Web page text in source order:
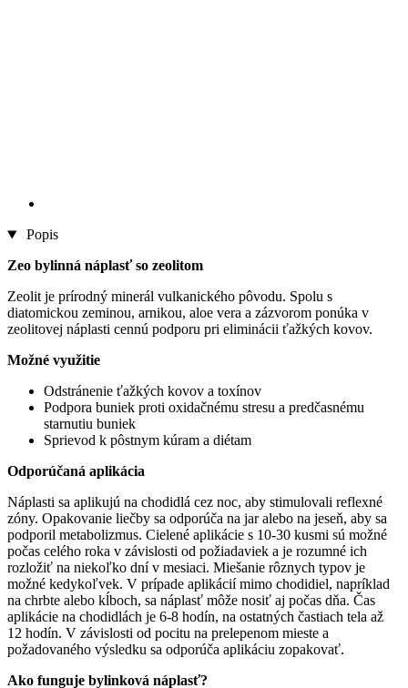
Popis
Zeo bylinná náplasť so zeolitom
Zeolit je prírodný minerál vulkanického pôvodu. Spolu s
diatomickou zeminou, arnikou, aloe vera a zázvorom ponúka v
zeolitovej náplasti cennú podporu pri eliminácii ťažkých kovov.
Možné využitie
Odstránenie ťažkých kovov a toxínov
Podpora buniek proti oxidačnému stresu a predčasnému
starnutiu buniek
Sprievod k pôstnym kúram a diétam
Odporúčaná aplikácia
Náplasti sa aplikujú na chodidlá cez noc, aby stimulovali reflexné
zóny. Opakovanie liečby sa odporúča na jar alebo na jeseň, aby sa
podporil metabolizmus. Cielené aplikácie s 10-30 kusmi sú možné
počas celého roka v závislosti od požiadaviek a je rozumné ich
rozložiť na niekoľko dní v mesiaci. Miešanie rôznych typov je
možné kedykoľvek. V prípade aplikácií mimo chodidiel, napríklad
na chrbte alebo kĺboch, sa náplasť môže nosiť aj počas dňa. Čas
aplikácie na chodidlách je 6-8 hodín, na ostatných častiach tela až
12 hodín. V závislosti od pocitu na prelepenom mieste a
požadovaného výsledku sa odporúča aplikáciu zopakovať.
Ako funguje bylinková náplasť?